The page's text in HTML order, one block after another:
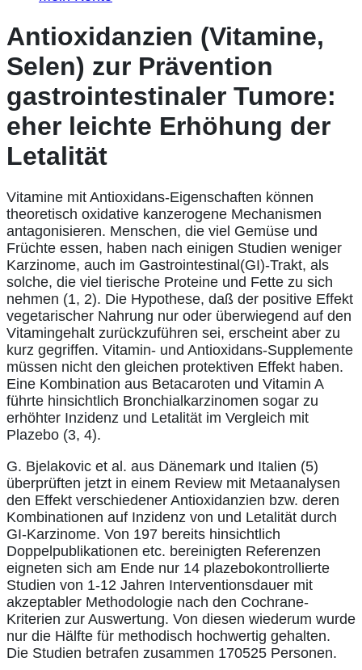
Antioxidanzien (Vitamine,
Selen) zur Prävention
gastrointestinaler Tumore:
eher leichte Erhöhung der
Letalität
Vitamine mit Antioxidans-Eigenschaften können
theoretisch oxidative kanzerogene Mechanismen
antagonisieren. Menschen, die viel Gemüse und
Früchte essen, haben nach einigen Studien weniger
Karzinome, auch im Gastrointestinal(GI)-Trakt, als
solche, die viel tierische Proteine und Fette zu sich
nehmen (1, 2). Die Hypothese, daß der positive Effekt
vegetarischer Nahrung nur oder überwiegend auf den
Vitamingehalt zurückzuführen sei, erscheint aber zu
kurz gegriffen. Vitamin- und Antioxidans-Supplemente
müssen nicht den gleichen protektiven Effekt haben.
Eine Kombination aus Betacaroten und Vitamin A
führte hinsichtlich Bronchialkarzinomen sogar zu
erhöhter Inzidenz und Letalität im Vergleich mit
Plazebo (3, 4).
G. Bjelakovic et al. aus Dänemark und Italien (5)
überprüften jetzt in einem Review mit Metaanalysen
den Effekt verschiedener Antioxidanzien bzw. deren
Kombinationen auf Inzidenz von und Letalität durch
GI-Karzinome. Von 197 bereits hinsichtlich
Doppelpublikationen etc. bereinigten Referenzen
eigneten sich am Ende nur 14 plazebokontrollierte
Studien von 1-12 Jahren Interventionsdauer mit
akzeptabler Methodologie nach den Cochrane-
Kriterien zur Auswertung. Von diesen wiederum wurde
nur die Hälfte für methodisch hochwertig gehalten.
Die Studien betrafen zusammen 170525 Personen.